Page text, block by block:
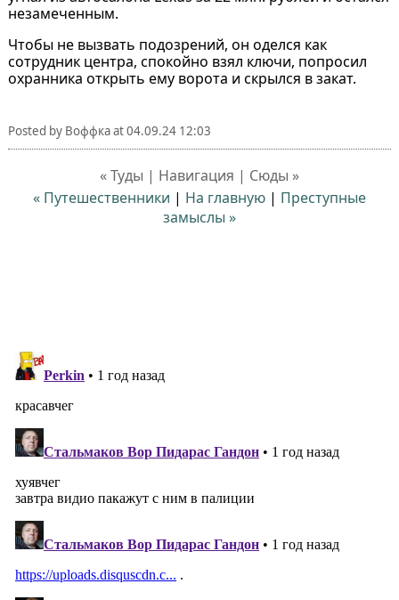
незамеченным.
Чтобы не вызвать подозрений, он оделся как
сотрудник центра, спокойно взял ключи, попросил
охранника открыть ему ворота и скрылся в закат.
Posted by Воффкаat04.09.24 12:03
« Туды | Навигация | Сюды »
« Путешественники | На главную | Преступные
замыслы »